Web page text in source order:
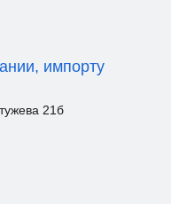
импорту
21б